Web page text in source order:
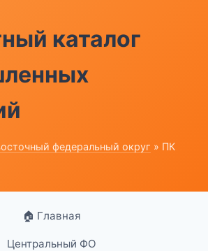
каталог
федеральный округ » ПК
🏠 Главная
Центральный ФО